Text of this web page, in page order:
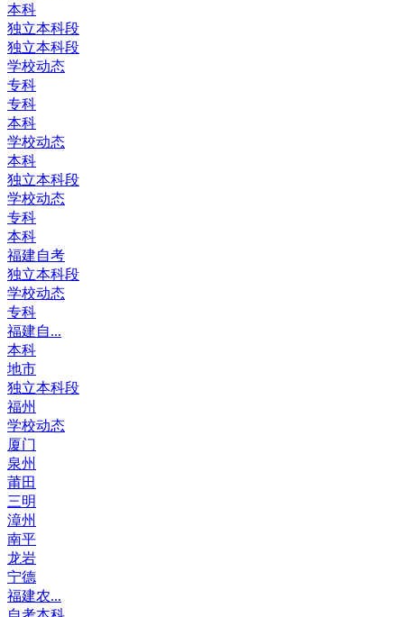
本科
独立本科段
独立本科段
学校动态
专科
专科
本科
学校动态
本科
独立本科段
学校动态
专科
本科
福建自考
独立本科段
学校动态
专科
福建自...
本科
地市
独立本科段
福州
学校动态
厦门
泉州
莆田
三明
漳州
南平
龙岩
宁德
福建农...